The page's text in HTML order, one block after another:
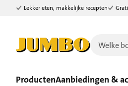
Ga naar zoeken
Ga naar hoofdinhoud
Lekker eten, makkelijke recepten
ProductenAanbiedingen &